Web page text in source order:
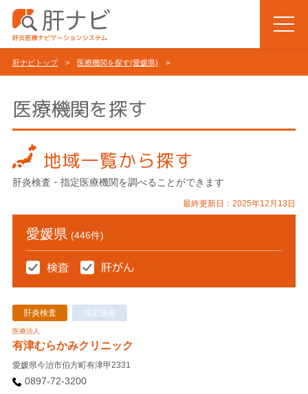
肝ナビトップ> 医療機関を探す(愛媛県) >
医療機関を探す
地域一覧から探す
肝炎検査・指定医療機関を調べることができます
最終更新日：2025年12月13日
愛媛県 (446件)
肝炎検査 指定医療
医療法人
有津むらかみクリニック
愛媛県今治市伯方町有津甲2331
0897-72-3200